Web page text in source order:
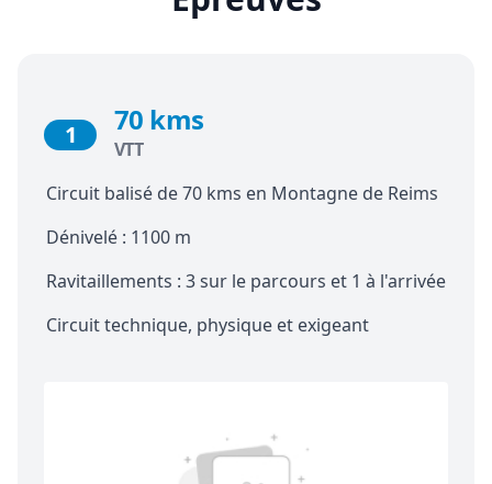
1 70 kms
VTT
Circuit balisé de 70 kms en Montagne de Reims
Dénivelé : 1100 m
Ravitaillements : 3 sur le parcours et 1 à l'arrivée
Circuit technique, physique et exigeant